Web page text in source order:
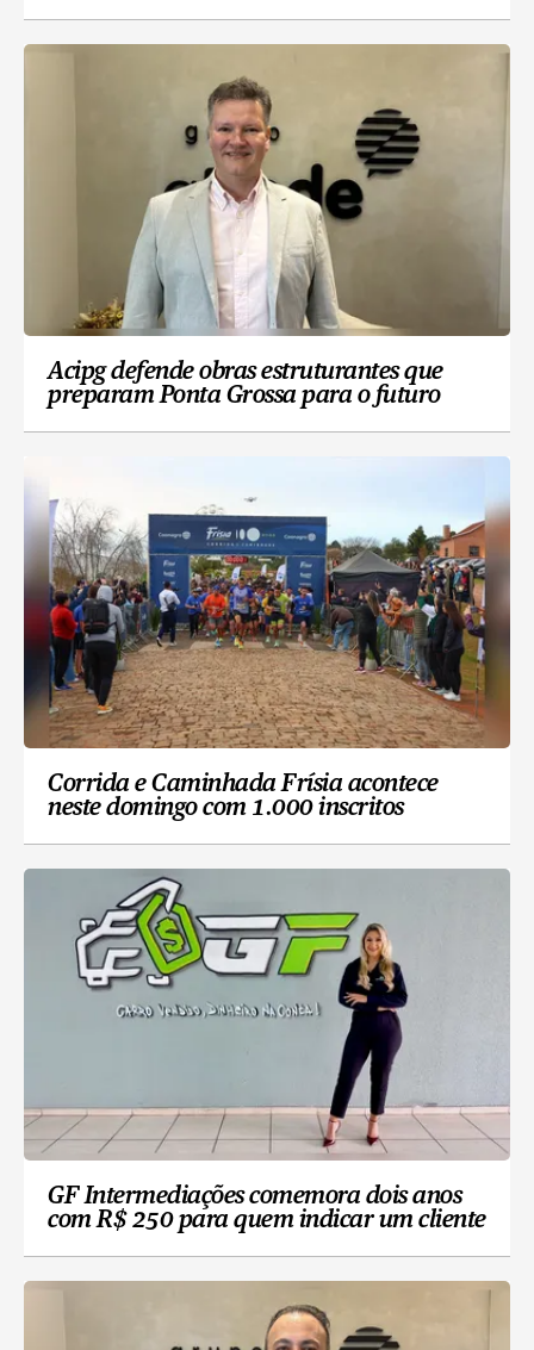
Acipg defende obras estruturantes que
preparam Ponta Grossa para o futuro
Corrida e Caminhada Frísia acontece
neste domingo com 1.000 inscritos
GF Intermediações comemora dois anos
com R$ 250 para quem indicar um cliente